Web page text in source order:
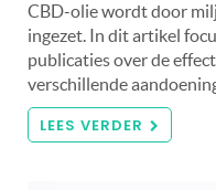
CBD-olie wordt door
ingezet. In dit artikel
publicaties over de
verschillende
LEES VERDER